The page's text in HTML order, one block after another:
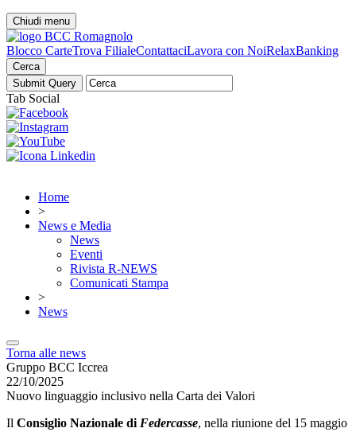
Chiudi menu
Blocco CarteTrova FilialeContattaciLavora con NoiRelaxBanking
Cerca
Tab Social
Home
>
News e Media
News
Eventi
Rivista R-NEWS
Comunicati Stampa
>
News
Torna alle news
Gruppo BCC Iccrea
22/10/2025
Nuovo linguaggio inclusivo nella Carta dei Valori
Il Consiglio Nazionale di Federcasse, nella riunione del 15 maggio